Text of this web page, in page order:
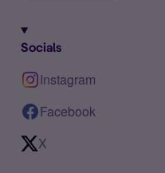
Socials
Instagram
Facebook
X